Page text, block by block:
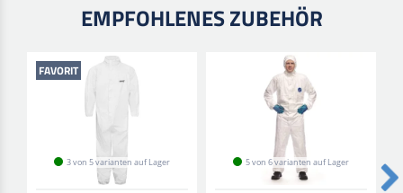
EMPFOHLENES ZUBEHÖR
FAVORIT
3 von 5 varianten auf Lager 5 von 6 varianten auf Lager